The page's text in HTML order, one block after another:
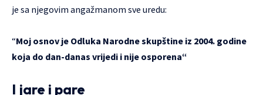
je sa njegovim angažmanom sve uredu:
“Moj osnov je Odluka Narodne skupštine iz 2004. godine
koja do dan-danas vrijedi i nije osporena“
I jare i pare